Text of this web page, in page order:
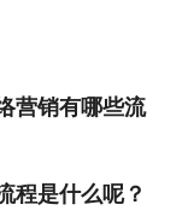
营销有哪些流
程是什么呢？